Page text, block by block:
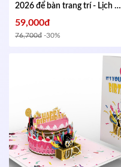
2026 để bàn trang trí - Lịch để
bàn đẹp, quà tặng năm mới,
decor văn phòng
59,000đ
76,700đ -30%